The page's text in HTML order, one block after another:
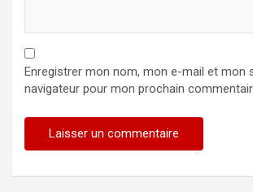
Enregistrer mon nom, mon e-mail et mon
navigateur pour mon prochain